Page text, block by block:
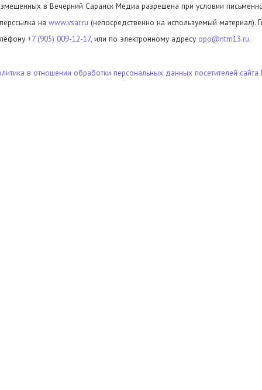
в Вечерний Саранск Медиа разрешена при условии
на www.vsar.ru (непосредственно на используемый материал).
+7 (905) 009-12-17, или по электронному адресу opo@ntm13.ru.
в отношении обработки персональных данных посетителей